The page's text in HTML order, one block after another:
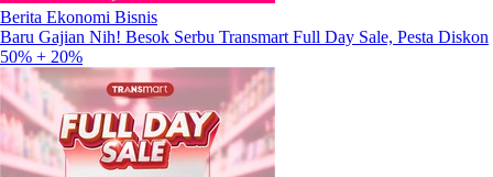
Berita Ekonomi Bisnis
Baru Gajian Nih! Besok Serbu Transmart Full Day Sale, Pesta Diskon
50% + 20%